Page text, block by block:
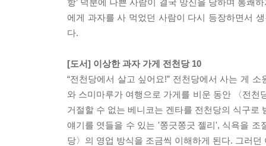
항’ 덕분에 나쁜 사람이 결국 망신을 당하며 통쾌
에게 과자를 사 먹었던 사람이 다시 등장하면서
다.
[도서] 이상한 과자 가게 전천당 10
“전천당에서 살고 싶어요!” 전천당에서 사는 게
와 스미마루가 여행으로 가게를 비운 동안 〈전
거절할 수 없는 베니코는 겐타를 전천당의 식구로
얘기를 엿들을 수 있는 '쫑긋쫑긋 젤리', 식욕을
당〉의 영업 방식을 조금씩 이해하게 된다. 그러